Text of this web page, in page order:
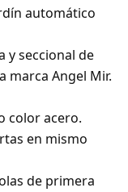
automático
y seccional de
marca Angel Mir.
color acero.
en mismo
de primera